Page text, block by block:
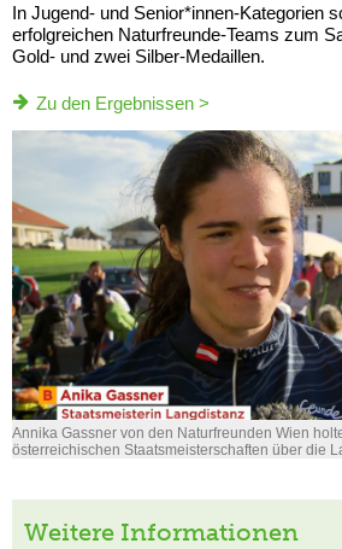
In Jugend- und Senior*innen-Kategorien
erfolgreichen Naturfreunde-Teams zum
Gold- und zwei Silber-Medaillen.
Zu den Ergebnissen >
Annika Gassner von den Naturfreunden Wien
österreichischen Staatsmeisterschaften über die
Weitere Informationen